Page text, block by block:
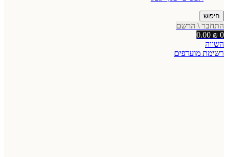
חיפוש
התחבר \ הרשם
0
0.00 ₪
השווה
רשימת מועדפים